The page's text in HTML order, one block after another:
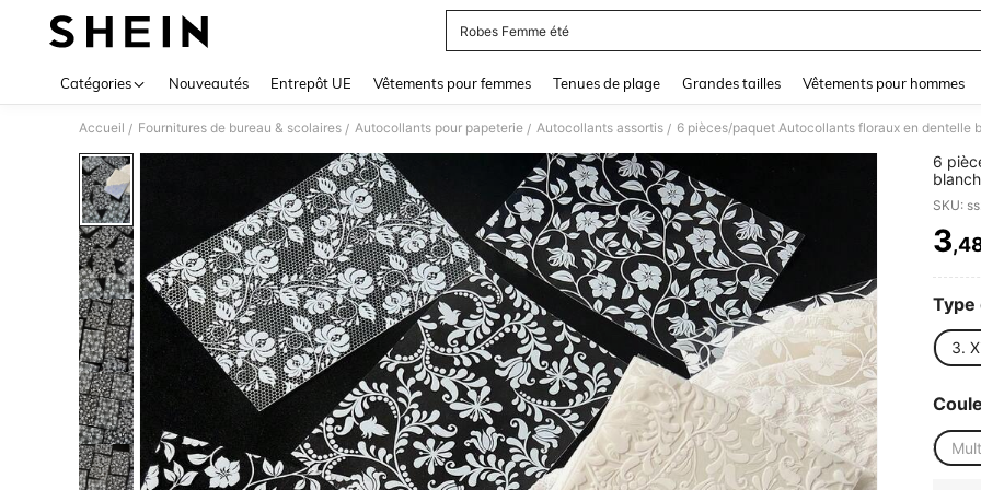
Robes Femme été
Catégories Nouveautés Entrepôt UE Vêtements pour femmes Tenues de plage Grandes tailles Vêtements pour hommes
Accueil / Fournitures de bureau & scolaires / Autocollants pour papeterie / Autocollants assortis /
6
DIY,
pour
SKU:
3
Type
3.